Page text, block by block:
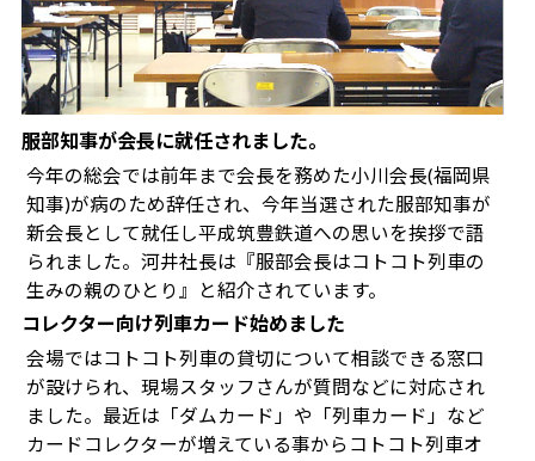
服部知事が会長に就任されました。
今年の総会では前年まで会長を務めた小川会長(福岡県
知事)が病のため辞任され、今年当選された服部知事が
新会長として就任し平成筑豊鉄道への思いを挨拶で語
られました。河井社長は『服部会長はコトコト列車の
生みの親のひとり』と紹介されています。
コレクター向け列車カード始めました
会場ではコトコト列車の貸切について相談できる窓口
が設けられ、現場スタッフさんが質問などに対応され
ました。最近は「ダムカード」や「列車カード」など
カードコレクターが増えている事からコトコト列車オ